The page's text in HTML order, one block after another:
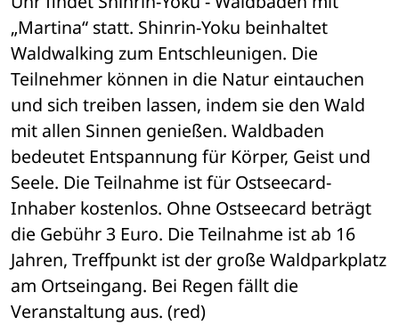
„Martina“ statt. Shinrin-Yoku beinhaltet
Waldwalking zum Entschleunigen. Die
Teilnehmer können in die Natur eintauchen
und sich treiben lassen, indem sie den Wald
mit allen Sinnen genießen. Waldbaden
bedeutet Entspannung für Körper, Geist und
Seele. Die Teilnahme ist für Ostseecard-
Inhaber kostenlos. Ohne Ostseecard beträgt
die Gebühr 3 Euro. Die Teilnahme ist ab 16
Jahren, Treffpunkt ist der große Waldparkplatz
am Ortseingang. Bei Regen fällt die
Veranstaltung aus. (red)